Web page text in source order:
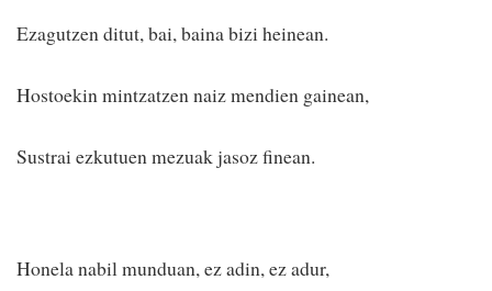
Ezagutzen ditut, bai, baina bizi heinean.
Hostoekin mintzatzen naiz mendien gainean,
Sustrai ezkutuen mezuak jasoz finean.
Honela nabil munduan, ez adin, ez adur,